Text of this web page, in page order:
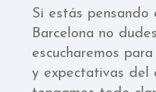
Si estás pensando
Barcelona no
escucharemos
y expectativas del